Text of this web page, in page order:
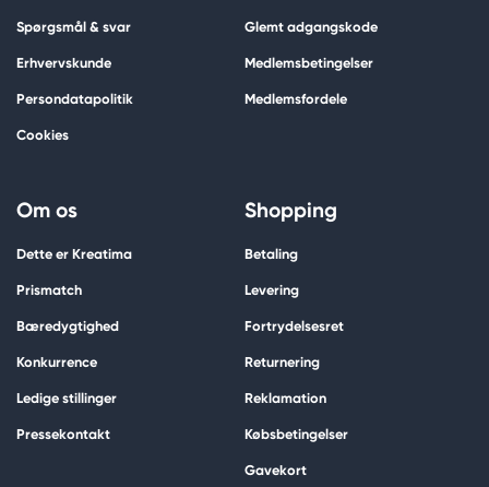
Spørgsmål & svar
Erhvervskunde
Persondatapolitik
Cookies
Glemt adgangskode
Medlemsbetingelser
Medlemsfordele
Om os
Dette er Kreatima
Prismatch
Bæredygtighed
Konkurrence
Ledige stillinger
Pressekontakt
Shopping
Betaling
Levering
Fortrydelsesret
Returnering
Reklamation
Købsbetingelser
Gavekort